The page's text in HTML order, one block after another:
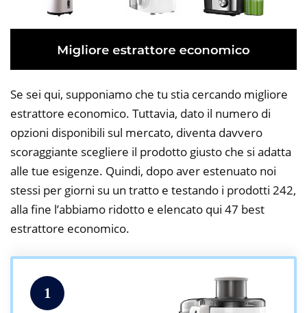
Se sei qui, supponiamo che tu stia cercando migliore
estrattore economico. Tuttavia, dato il numero di
opzioni disponibili sul mercato, diventa davvero
scoraggiante scegliere il prodotto giusto che si adatta
alle tue esigenze. Quindi, dopo aver estenuato noi
stessi per giorni su un tratto e testando i prodotti 242,
alla fine l’abbiamo ridotto e elencato qui 47 best
estrattore economico.
1